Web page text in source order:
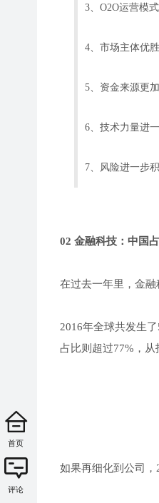
3、O2O运营模
4、市场主体优
5、资金来源更
6、技术力量进
7、风险进一步
02 金融科技：中国
在过去一年里，金
2016年全球共发生
占比则超过77%，从
如果再细化到公司，
首页
评论